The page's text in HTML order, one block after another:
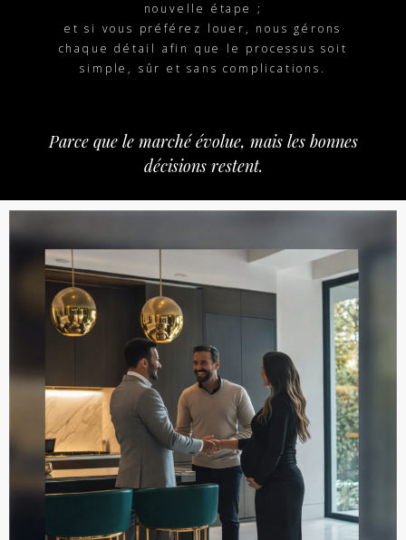
nouvelle étape ;
et si vous préférez louer, nous gérons
chaque détail afin que le processus soit
simple, sûr et sans complications.
Parce que le marché évolue, mais les bonnes
décisions restent.